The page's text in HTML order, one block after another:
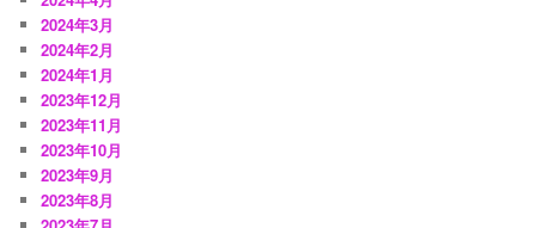
2024年3月
2024年2月
2024年1月
2023年12月
2023年11月
2023年10月
2023年9月
2023年8月